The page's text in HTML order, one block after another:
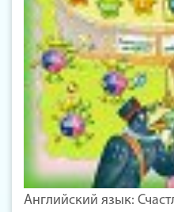
Английский язык: